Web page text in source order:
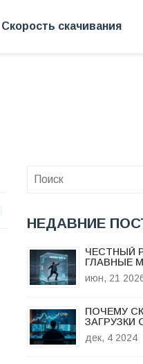
Скорость скачивания
НЕДАВНИЕ
ЧЕСТНЫЙ
ГЛАВНЫЕ
ТИЛЬДЫ
И
июн, 21
ПОЧЕМУ
ЗАГРУЗКИ
ВАЖНЕЕ
дек, 4 2024